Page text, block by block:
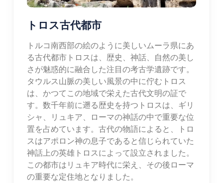
トロス古代都市
トルコ南西部の絵のように美しいムーラ県にあ
る古代都市トロスは、歴史、神話、自然の美し
さが魅惑的に融合した注目の考古学遺跡です。
タウルス山脈の美しい風景の中に佇むトロス
は、かつてこの地域で栄えた古代文明の証で
す。数千年前に遡る歴史を持つトロスは、ギリ
シャ、リュキア、ローマの神話の中で重要な位
置を占めています。古代の物語によると、トロ
スはアポロン神の息子であると信じられていた
神話上の英雄トロスによって設立されました。
この都市はリュキア時代に栄え、その後ローマ
の重要な定住地となりました。